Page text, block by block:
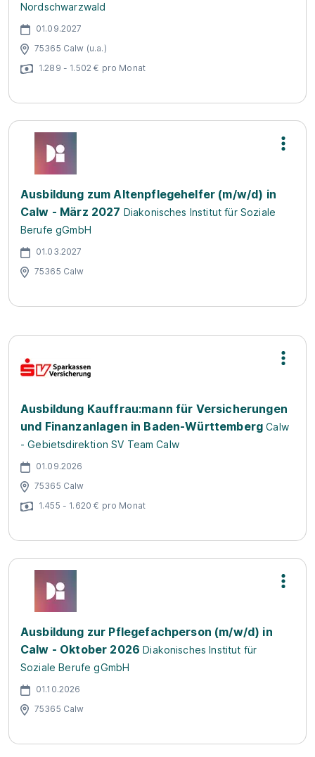
Nordschwarzwald
01.09.2027
75365 Calw (u.a.)
1.289 - 1.502 € pro Monat
Ausbildung zum Altenpflegehelfer (m/w/d) in
Calw - März 2027 Diakonisches Institut für Soziale
Berufe gGmbH
01.03.2027
75365 Calw
Ausbildung Kauffrau:mann für Versicherungen
und Finanzanlagen in Baden-Württemberg Calw
- Gebietsdirektion SV Team Calw
01.09.2026
75365 Calw
1.455 - 1.620 € pro Monat
Ausbildung zur Pflegefachperson (m/w/d) in
Calw - Oktober 2026 Diakonisches Institut für
Soziale Berufe gGmbH
01.10.2026
75365 Calw